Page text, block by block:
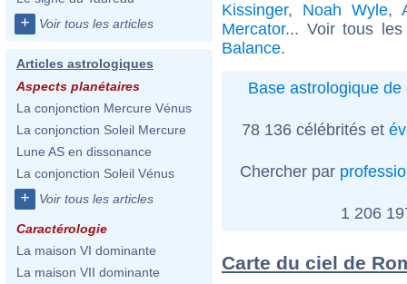
+ Voir tous les articles
Articles astrologiques
Aspects planétaires
La conjonction Mercure Vénus
La conjonction Soleil Mercure
Lune AS en dissonance
La conjonction Soleil Vénus
+ Voir tous les articles
Caractérologie
La maison VI dominante
La maison VII dominante
Kissinger, Noah Wyle,
Mercator... Voir tous
Balance.
Base astrologique de
78 136 célébrités et
Chercher par
1 206
Carte du ciel de